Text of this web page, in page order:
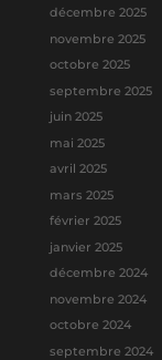
décembre 2025
novembre 2025
octobre 2025
septembre 2025
juin 2025
mai 2025
avril 2025
mars 2025
février 2025
janvier 2025
décembre 2024
novembre 2024
octobre 2024
septembre 2024